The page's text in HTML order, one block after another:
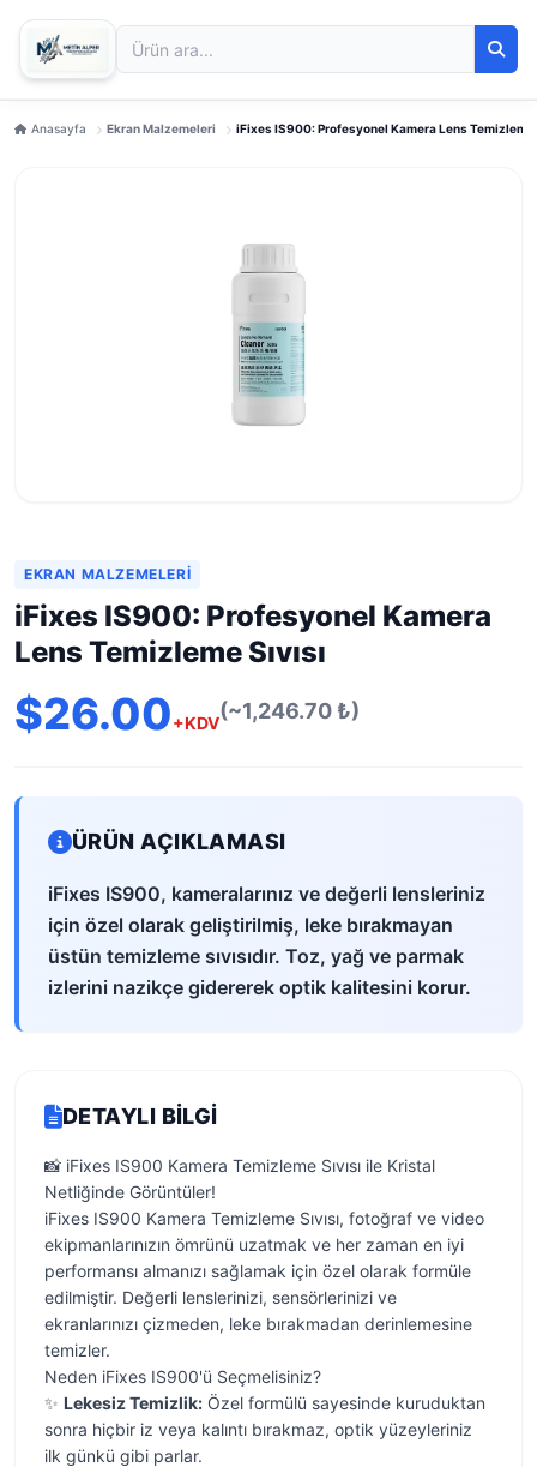
Anasayfa Ekran Malzemeleri iFixes IS900: Profesyonel Kamera Lens Temizleme
EKRAN MALZEMELERI
iFixes IS900: Profesyonel Kamera
Lens Temizleme Sıvısı
$26.00+KDV(~1,246.70 ₺)
ÜRÜN AÇIKLAMASI
iFixes IS900, kameralarınız ve değerli lensleriniz
için özel olarak geliştirilmiş, leke bırakmayan
üstün temizleme sıvısıdır. Toz, yağ ve parmak
izlerini nazikçe gidererek optik kalitesini korur.
DETAYLI BILGI
📸 iFixes IS900 Kamera Temizleme Sıvısı ile Kristal
Netliğinde Görüntüler!
iFixes IS900 Kamera Temizleme Sıvısı, fotoğraf ve video
ekipmanlarınızın ömrünü uzatmak ve her zaman en iyi
performansı almanızı sağlamak için özel olarak formüle
edilmiştir. Değerli lenslerinizi, sensörlerinizi ve
ekranlarınızı çizmeden, leke bırakmadan derinlemesine
temizler.
Neden iFixes IS900'ü Seçmelisiniz?
✨ Lekesiz Temizlik: Özel formülü sayesinde kuruduktan
sonra hiçbir iz veya kalıntı bırakmaz, optik yüzeyleriniz
ilk günkü gibi parlar.